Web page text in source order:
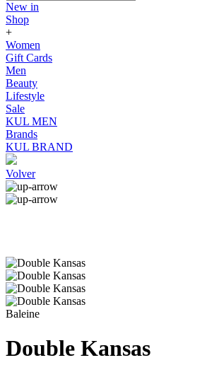
New in
Shop
+
Women
Gift Cards
Men
Beauty
Lifestyle
Sale
KUL MEN
Brands
KUL BRAND
Volver
Baleine
Double Kansas